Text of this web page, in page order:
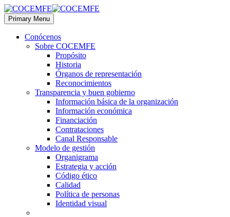
Primary Menu
Conócenos
Sobre COCEMFE
Propósito
Historia
Órganos de representación
Reconocimientos
Transparencia y buen gobierno
Información básica de la organización
Información económica
Financiación
Contrataciones
Canal Responsable
Modelo de gestión
Organigrama
Estrategia y acción
Código ético
Calidad
Política de personas
Identidad visual